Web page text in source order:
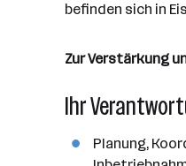
e
e
e
e
t
r
t
befinden sich in
Zur Verstärkung
Ihr
Planung,